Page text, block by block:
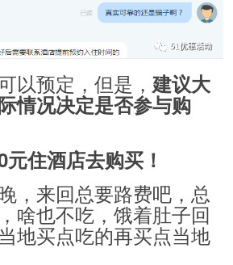
以预定，但是， 建议大
情况决定是否参与购
住酒店去购买！
，来回总要路费吧，总
啥也不吃，饿着肚子回
地买点吃的再买点当地